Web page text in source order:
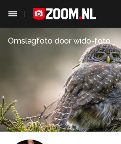
Omslagfoto doorwido-foto